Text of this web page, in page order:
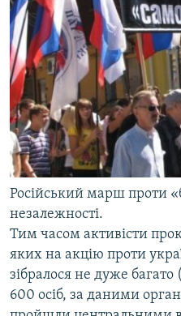
Російський марш проти
незалежності.
Тим часом активісти
яких на акцію проти
зібралося не дуже
600 осіб, за даними